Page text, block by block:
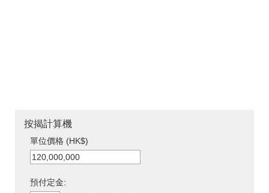
按揭計算機
單位價格 (HK$)
預付定金: